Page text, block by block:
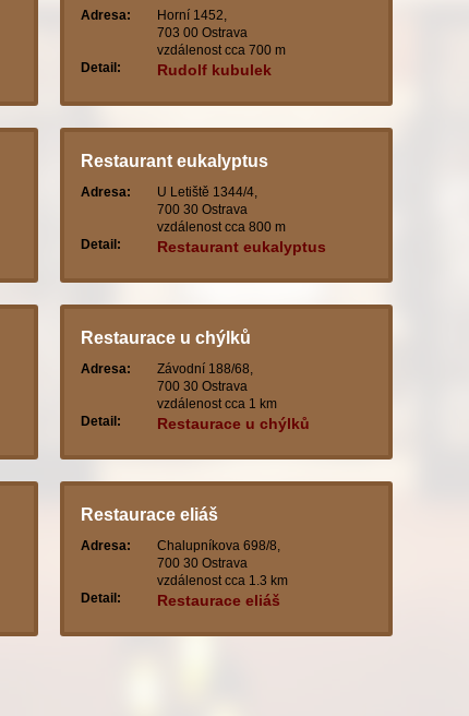
Adresa:
Horní 1452,
703 00 Ostrava
vzdálenost cca 700 m
Detail:
Rudolf kubulek
Restaurant eukalyptus
Adresa:
U Letiště 1344/4,
700 30 Ostrava
vzdálenost cca 800 m
Detail:
Restaurant eukalyptus
Restaurace u chýlků
Adresa:
Závodní 188/68,
700 30 Ostrava
vzdálenost cca 1 km
Detail:
Restaurace u chýlků
Restaurace eliáš
Adresa:
Chalupníkova 698/8,
700 30 Ostrava
vzdálenost cca 1.3 km
Detail:
Restaurace eliáš